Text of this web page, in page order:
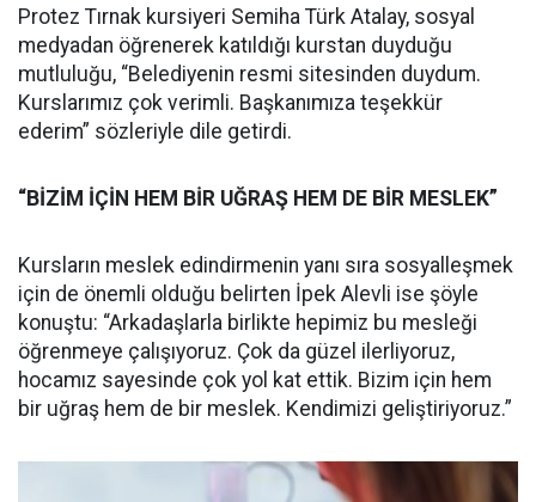
Protez Tırnak kursiyeri Semiha Türk Atalay, sosyal
medyadan öğrenerek katıldığı kurstan duyduğu
mutluluğu, “Belediyenin resmi sitesinden duydum.
Kurslarımız çok verimli. Başkanımıza teşekkür
ederim” sözleriyle dile getirdi.
“BİZİM İÇİN HEM BİR UĞRAŞ HEM DE BİR MESLEK”
Kursların meslek edindirmenin yanı sıra sosyalleşmek
için de önemli olduğu belirten İpek Alevli ise şöyle
konuştu: “Arkadaşlarla birlikte hepimiz bu mesleği
öğrenmeye çalışıyoruz. Çok da güzel ilerliyoruz,
hocamız sayesinde çok yol kat ettik. Bizim için hem
bir uğraş hem de bir meslek. Kendimizi geliştiriyoruz.”